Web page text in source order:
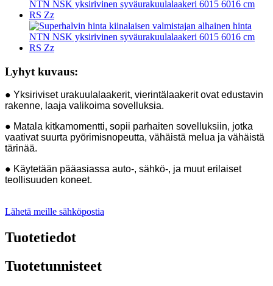
Lyhyt kuvaus:
● Yksiriviset urakuulalaakerit, vierintälaakerit ovat edustavin
rakenne, laaja valikoima sovelluksia.
● Matala kitkamomentti, sopii parhaiten sovelluksiin, jotka
vaativat suurta pyörimisnopeutta, vähäistä melua ja vähäistä
tärinää.
● Käytetään pääasiassa auto-, sähkö-, ja muut erilaiset
teollisuuden koneet.
Lähetä meille sähköpostia
Tuotetiedot
Tuotetunnisteet